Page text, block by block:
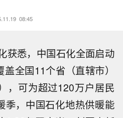
08:45
获悉，中国石化全面启动
全国11个省（直辖市）
，可为超过120万户居民
季，中国石化地热供暖能